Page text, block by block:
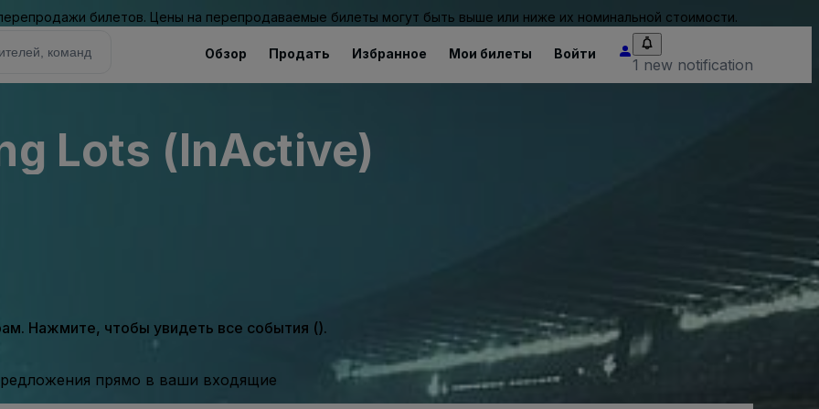
билетов. Цены на перепродаваемые билеты могут быть выше или ниже их номинальной стоимости.
Обзор Продать Избранное Мои билеты Войти
1 new notification
Lots (InActive)
Нажмите, чтобы увидеть все события ().
прямо в ваши входящие